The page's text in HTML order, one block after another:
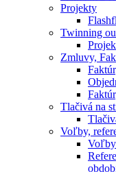
Projekty
Twinning
Zmluvy,
Tlačivá na
Voľby,
Voľby